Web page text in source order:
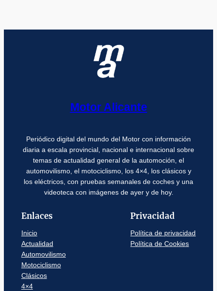
Motor Alicante
Periódico digital del mundo del Motor con información
diaria a escala provincial, nacional e internacional sobre
temas de actualidad general de la automoción, el
automovilismo, el motociclismo, los 4×4, los clásicos y
los eléctricos, con pruebas semanales de coches y una
videoteca con imágenes de ayer y de hoy.
Enlaces
Inicio
Actualidad
Automovilismo
Motociclismo
Clásicos
4×4
Privacidad
Política de privacidad
Política de Cookies